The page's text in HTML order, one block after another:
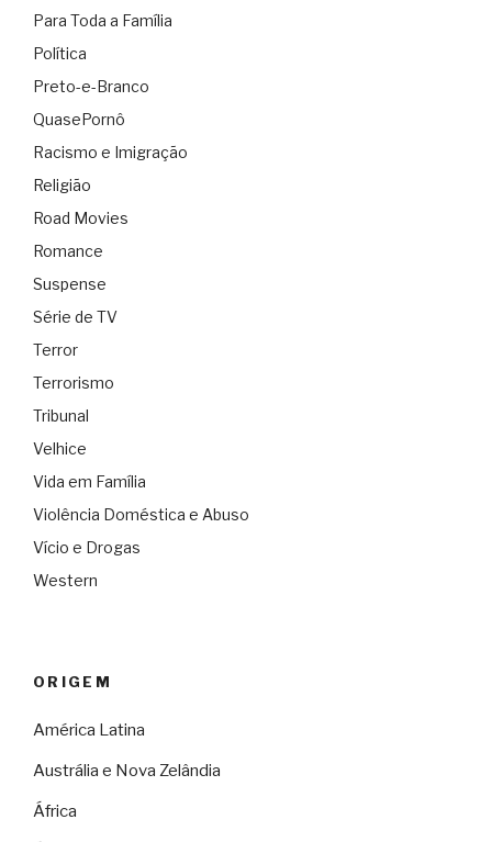
Para Toda a Família
Política
Preto-e-Branco
QuasePornô
Racismo e Imigração
Religião
Road Movies
Romance
Suspense
Série de TV
Terror
Terrorismo
Tribunal
Velhice
Vida em Família
Violência Doméstica e Abuso
Vício e Drogas
Western
ORIGEM
América Latina
Austrália e Nova Zelândia
África